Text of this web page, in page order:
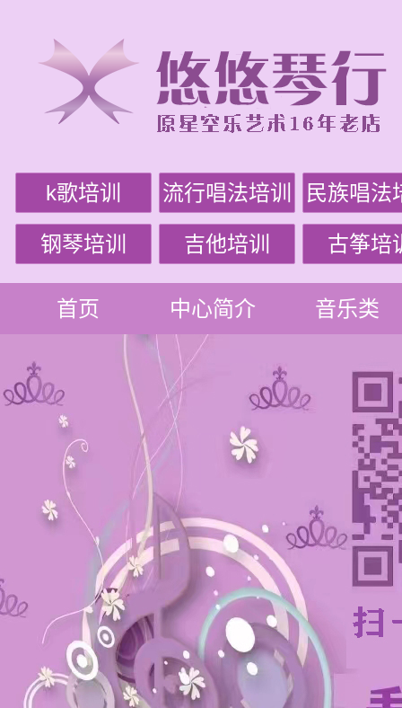
k歌培训 流行唱法培训 民族唱法
钢琴培训 吉他培训 古筝培
首页 中心简介 音乐类